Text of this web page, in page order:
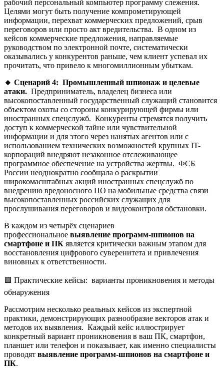
рабочий персональный компьютер программу слежения.
Целями могут быть получение компрометирующей
информации, перехват коммерческих предложений, срыв
переговоров или просто акт вредительства. В одном из
кейсов коммерческие предложения, направляемые
руководством по электронной почте, систематически
оказывались у конкурентов раньше, чем клиент успевал их
прочитать, что привело к многомиллионным убыткам.
🔸 Сценарий 4: Промышленный шпионаж и целевые
атаки. Предприниматель, владелец бизнеса или
высокопоставленный государственный служащий становится
объектом охоты со стороны конкурирующей фирмы или
иностранных спецслужб. Конкуренты стремятся получить
доступ к коммерческой тайне или чувствительной
информации и для этого через нанятых агентов или с
использованием технических возможностей крупных IT-
корпораций внедряют незаконное отслеживающее
программное обеспечение на устройства жертвы. ФСБ
России неоднократно сообщала о раскрытии
широкомасштабных акций иностранных спецслужб по
внедрению вредоносного ПО на мобильные средства связи
высокопоставленных российских служащих для
прослушивания переговоров и видеоконтроля обстановки.
В каждом из четырёх сценариев
профессиональное выявление программ-шпионов на
смартфоне и ПК является критически важным этапом для
восстановления цифрового суверенитета и привлечения
виновных к ответственности.
🟩 Практические кейсы: варианты проникновения и методы
обнаружения
Рассмотрим несколько реальных кейсов из экспертной
практики, демонстрирующих разнообразие векторов атак и
методов их выявления. Каждый кейс иллюстрирует
конкретный вариант проникновения в ваш ПК, смартфон,
планшет или телефон и показывает, как именно специалисты
проводят выявление программ-шпионов на смартфоне и
ПК.